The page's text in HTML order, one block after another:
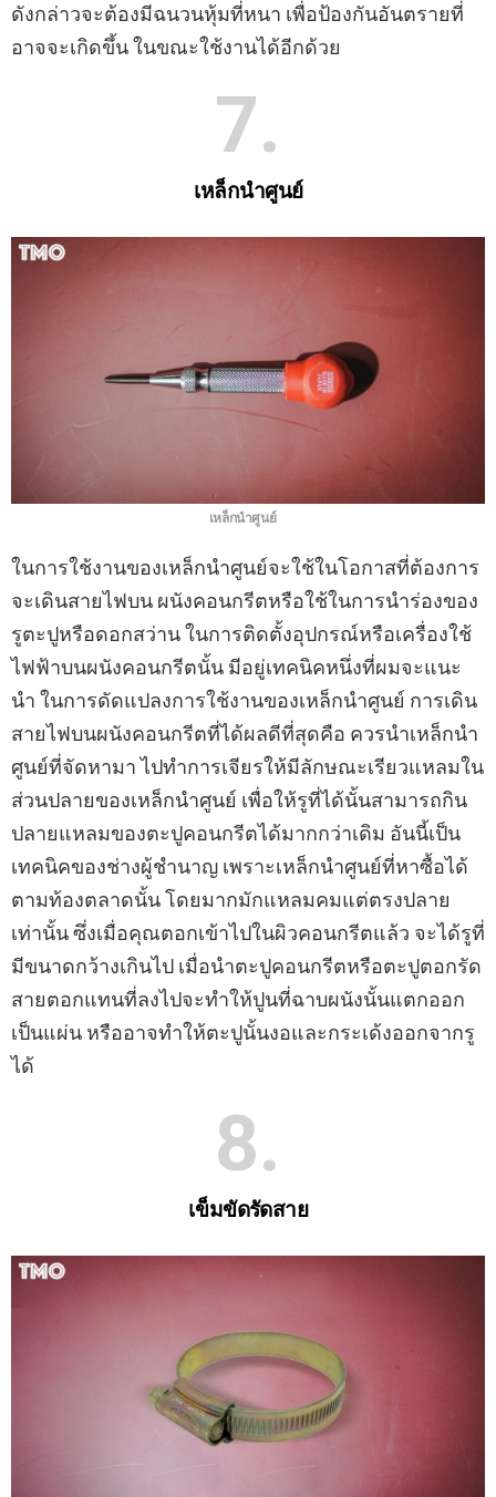
ดังกล่าวจะต้องมีฉนวนหุ้มที่หนา เพื่อป้องกันอันตรายที่
อาจจะเกิดขึ้น ในขณะใช้งานได้อีกด้วย
7
เหล็กนําศูนย์
เหล็กนําศูนย์
ในการใช้งานของเหล็กนําศูนย์จะใช้ในโอกาสที่ต้องการ
จะเดินสายไฟบน ผนังคอนกรีตหรือใช้ในการนําร่องของ
รูตะปูหรือดอกสว่าน ในการติดตั้งอุปกรณ์หรือเครื่องใช้
ไฟฟ้าบนผนังคอนกรีตนั้น มีอยู่เทคนิคหนึ่งที่ผมจะแนะ
นํา ในการดัดแปลงการใช้งานของเหล็กนําศูนย์ การเดิน
สายไฟบนผนังคอนกรีตที่ได้ผลดีที่สุดคือ ควรนําเหล็กนํา
ศูนย์ที่จัดหามา ไปทําการเจียรให้มีลักษณะเรียวแหลมใน
ส่วนปลายของเหล็กนําศูนย์ เพื่อให้รูที่ได้นั้นสามารถกิน
ปลายแหลมของตะปูคอนกรีตได้มากกว่าเดิม อันนี้เป็น
เทคนิคของช่างผู้ชํานาญ เพราะเหล็กนําศูนย์ที่หาซื้อได้
ตามท้องตลาดนั้น โดยมากมักแหลมคมแต่ตรงปลาย
เท่านั้น ซึ่งเมื่อคุณตอกเข้าไปในผิวคอนกรีตแล้ว จะได้รูที่
มีขนาดกว้างเกินไป เมื่อนําตะปูคอนกรีตหรือตะปูตอกรัด
สายตอกแทนที่ลงไปจะทําให้ปูนที่ฉาบผนังนั้นแตกออก
เป็นแผ่น หรืออาจทําให้ตะปูนั้นงอและกระเด้งออกจากรู
ได้
8
เข็มขัดรัดสาย